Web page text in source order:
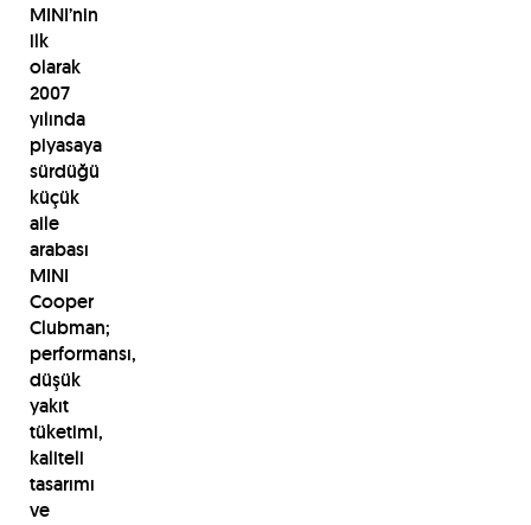
MINI’nin
ilk
olarak
2007
yılında
piyasaya
sürdüğü
küçük
aile
arabası
MINI
Cooper
Clubman;
performansı,
düşük
yakıt
tüketimi,
kaliteli
tasarımı
ve